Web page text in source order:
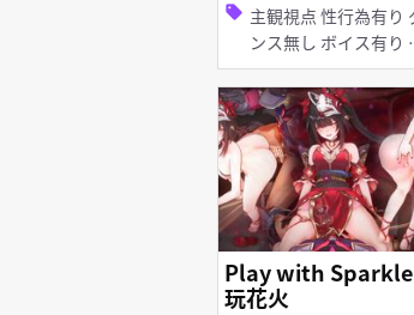
sell 主観視点 性行為有り ダ
ンス無し ボイス有り 淫
乱 足コキ アヘ顔 素股 種
付けプレス
Play with Sparkle -
玩花火